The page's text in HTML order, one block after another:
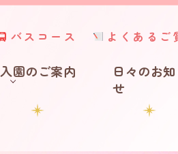
バスコース よくあるご
入園のご案内
日々のお知
せ